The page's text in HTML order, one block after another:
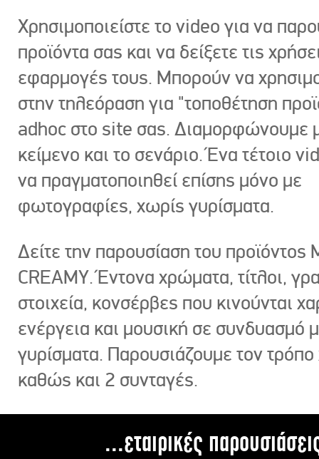
Χρησιμοποιείστε το video για να
προϊόντα σας και να δείξετε τις
εφαρμογές τους. Μπορούν να
στην τηλεόραση για "τοποθέτηση
adhoc στο site σας. Διαμορφώνουμε
κείμενο και το σενάριο. Ένα τέτοιο
να πραγματοποιηθεί επίσης μόνο με
φωτογραφίες, χωρίς γυρίσματα.
Δείτε την παρουσίαση του προϊόντος
CREAMY. Έντονα χρώματα, τίτλοι,
στοιχεία, κονσέρβες που κινούνται
ενέργεια και μουσική σε συνδυασμό
γυρίσματα. Παρουσιάζουμε τον
καθώς και 2 συνταγές.
...εταιρικές